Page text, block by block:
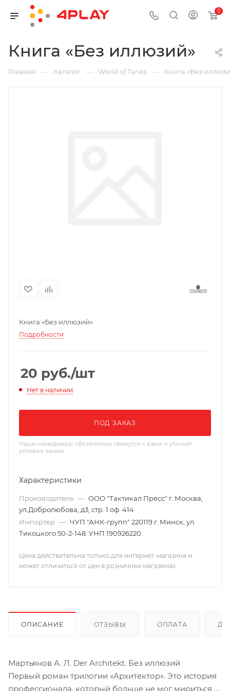
0
Книга «Без иллюзий»
Главная — Каталог — World of Tanks — Книга «Без
Книга «Без иллюзий»
Подробности
20 руб./шт
Нет в наличии
ПОД ЗАКАЗ
Наши менеджеры обязательно свяжутся с вами и уточнят
условия заказа
Характеристики
Производитель — ООО "Тактикал Пресс" г. Москва,
ул.Добролюбова, д3, стр. 1 оф. 414
Импортер — ЧУП "АНК-групп" 220119 г. Минск, ул.
Тикоцкого 50-2-148. УНП 190926220
Цена действительна только для интернет-магазина и
может отличаться от цен в розничных магазинах
ОПИСАНИЕ ОТЗЫВЫ ОПЛАТА
Мартьянов А. Л. Der Architekt. Без иллюзий
Первый роман трилогии «Архитектор». Это история
профессионала, который больше не мог мириться с